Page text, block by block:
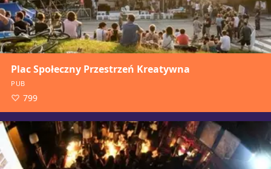
Plac Społeczny Przestrzeń Kreatywna
PUB
799